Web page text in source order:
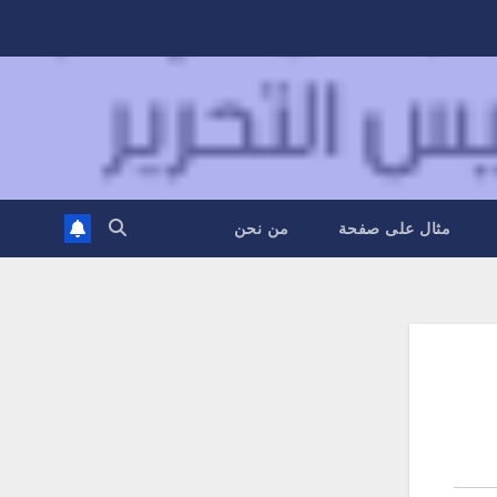
مثال على صفحة من نحن